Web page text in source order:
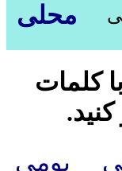
محلی
کلمات
بومی